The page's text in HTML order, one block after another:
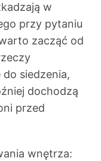
w
przy pytaniu
zacząć od
do siedzenia,
dochodzą
przed
wnętrza: